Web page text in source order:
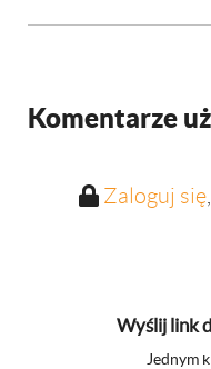
Komentarze
Zaloguj się
Wyślij link
Jednym